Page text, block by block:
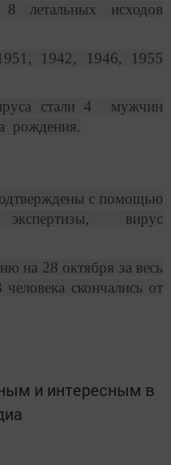
летальных исходов
1942, 1946, 1955
стали 4 мужчин
рождения.
с помощью
экспертизы, вирус
на 28 октября за весь
скончались от
и интересным в